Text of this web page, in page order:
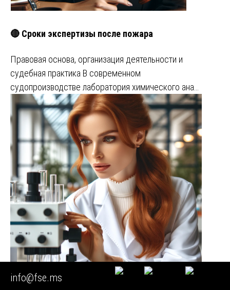
🔴 Сроки экспертизы после пожара
Правовая основа, организация деятельности и
судебная практика В современном
судопроизводстве лаборатория химического ана…
info@fse.ms